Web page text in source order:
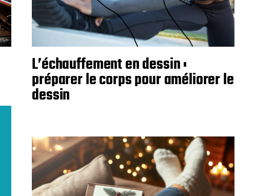
L’échauffement en dessin :
préparer le corps pour améliorer le
dessin